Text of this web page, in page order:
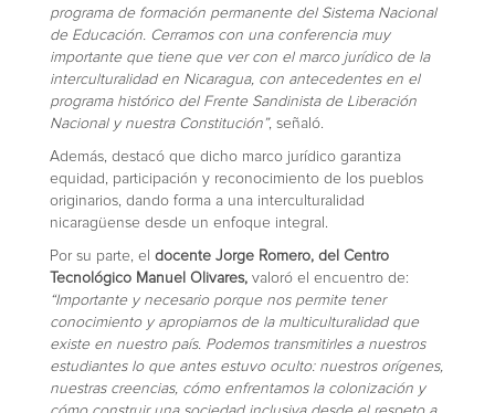
programa de formación permanente del Sistema Nacional
de Educación. Cerramos con una conferencia muy
importante que tiene que ver con el marco jurídico de la
interculturalidad en Nicaragua, con antecedentes en el
programa histórico del Frente Sandinista de Liberación
Nacional y nuestra Constitución”, señaló.
Además, destacó que dicho marco jurídico garantiza
equidad, participación y reconocimiento de los pueblos
originarios, dando forma a una interculturalidad
nicaragüense desde un enfoque integral.
Por su parte, el docente Jorge Romero, del Centro
Tecnológico Manuel Olivares, valoró el encuentro de:
“Importante y necesario porque nos permite tener
conocimiento y apropiarnos de la multiculturalidad que
existe en nuestro país. Podemos transmitirles a nuestros
estudiantes lo que antes estuvo oculto: nuestros orígenes,
nuestras creencias, cómo enfrentamos la colonización y